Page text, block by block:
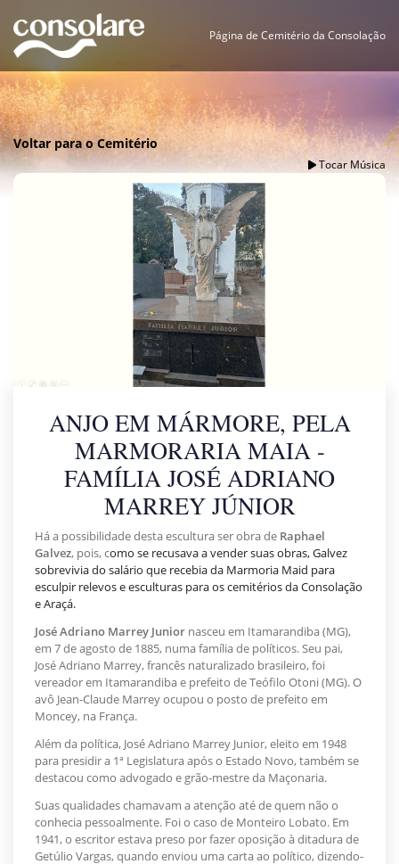
Página de Cemitério da Consolação
Voltar para o Cemitério
Tocar Música
ANJO EM MÁRMORE, PELA
MARMORARIA MAIA -
FAMÍLIA JOSÉ ADRIANO
MARREY JÚNIOR
Há a possibilidade desta escultura ser obra de Raphael
Galvez, pois, como se recusava a vender suas obras, Galvez
sobrevivia do salário que recebia da Marmoria Maid para
esculpir relevos e esculturas para os cemitérios da Consolação
e Araçá.
José Adriano Marrey Junior nasceu em Itamarandiba (MG),
em 7 de agosto de 1885, numa família de políticos. Seu pai,
José Adriano Marrey, francês naturalizado brasileiro, foi
vereador em Itamarandiba e prefeito de Teófilo Otoni (MG). O
avô Jean-Claude Marrey ocupou o posto de prefeito em
Moncey, na França.
Além da política, José Adriano Marrey Junior, eleito em 1948
para presidir a 1ª Legislatura após o Estado Novo, também se
destacou como advogado e grão-mestre da Maçonaria.
Suas qualidades chamavam a atenção até de quem não o
conhecia pessoalmente. Foi o caso de Monteiro Lobato. Em
1941, o escritor estava preso por fazer oposição à ditadura de
Getúlio Vargas, quando enviou uma carta ao político, dizendo-